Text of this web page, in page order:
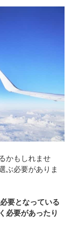
かもしれませ
ぶ必要がありま
要となっている
必要があったり